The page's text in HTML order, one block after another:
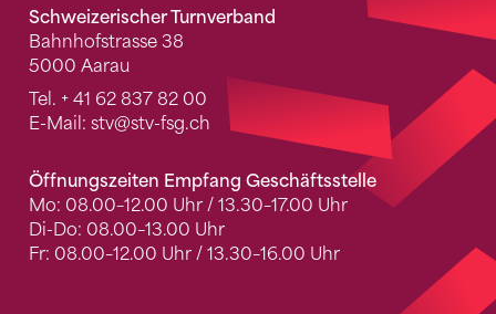
Schweizerischer Turnverband
Bahnhofstrasse 38
5000 Aarau
Tel. + 41 62 837 82 00
E-Mail: stv@stv-fsg.ch
Öffnungszeiten Empfang Geschäftsstelle
Mo: 08.00–12.00 Uhr / 13.30–17.00 Uhr
Di-Do: 08.00–13.00 Uhr
Fr: 08.00–12.00 Uhr / 13.30–16.00 Uhr